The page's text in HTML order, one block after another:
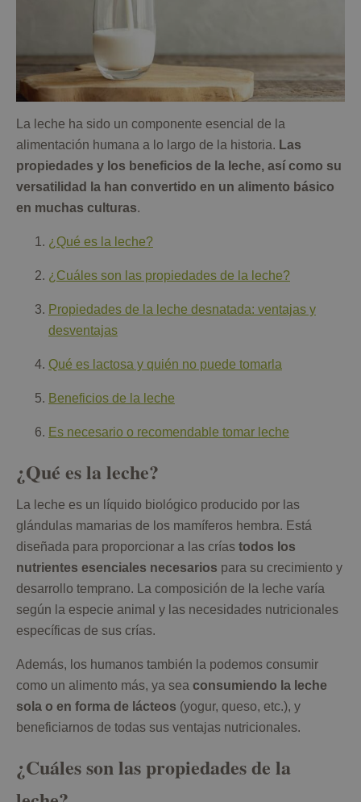
La leche ha sido un componente esencial de la
alimentación humana a lo largo de la historia. Las
propiedades y los beneficios de la leche, así como su
versatilidad la han convertido en un alimento básico
en muchas culturas.
¿Qué es la leche?
¿Cuáles son las propiedades de la leche?
Propiedades de la leche desnatada: ventajas y
desventajas
Qué es lactosa y quién no puede tomarla
Beneficios de la leche
Es necesario o recomendable tomar leche
¿Qué es la leche?
La leche es un líquido biológico producido por las
glándulas mamarias de los mamíferos hembra. Está
diseñada para proporcionar a las crías todos los
nutrientes esenciales necesarios para su crecimiento y
desarrollo temprano. La composición de la leche varía
según la especie animal y las necesidades nutricionales
específicas de sus crías.
Además, los humanos también la podemos consumir
como un alimento más, ya sea consumiendo la leche
sola o en forma de lácteos (yogur, queso, etc.), y
beneficiarnos de todas sus ventajas nutricionales.
¿Cuáles son las propiedades de la